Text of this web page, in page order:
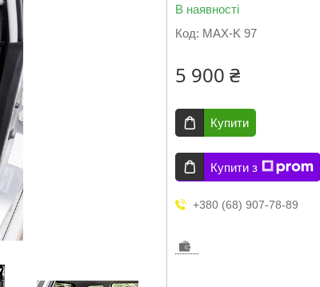
В наявності
Код: MAX-K 97
5 900 ₴
Купити
Купити з
+380 (68) 907-78-89